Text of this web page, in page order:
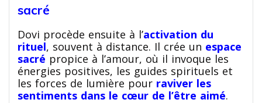
sacré
Dovi procède ensuite à l’activation du
rituel, souvent à distance. Il crée un espace
sacré propice à l’amour, où il invoque les
énergies positives, les guides spirituels et
les forces de lumière pour raviver les
sentiments dans le cœur de l’être aimé.